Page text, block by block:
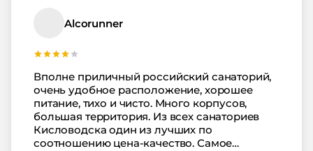
Alcorunner
Вполне приличный российский санаторий,
очень удобное расположение, хорошее
питание, тихо и чисто. Много корпусов,
большая территория. Из всех санаториев
Кисловодска один из лучших по
соотношению цена-качество. Самое